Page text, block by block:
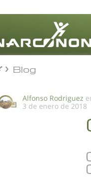
Blog
Alfonso Rodriguez
3 de enero de 2018
Blog